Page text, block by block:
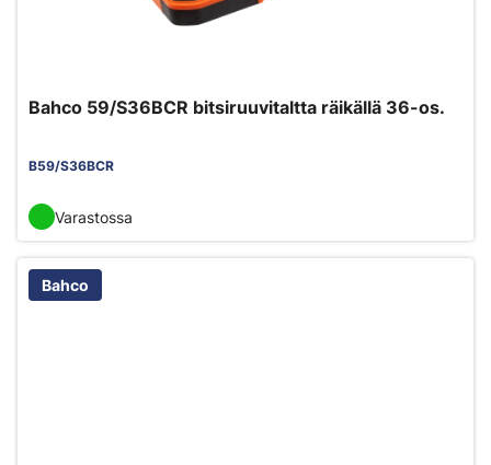
Bahco 59/S36BCR bitsiruuvitaltta räikällä 36-os.
B59/S36BCR
Varastossa
Bahco